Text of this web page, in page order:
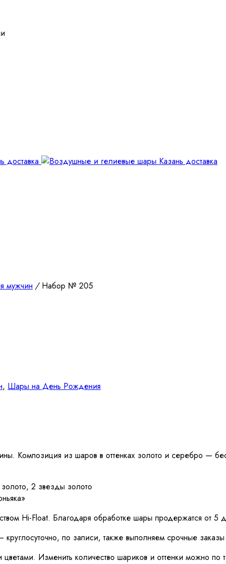
мужчин /Набор № 205
, Шары на День Рождения
Композиция из шаров в оттенках золото и серебро —
2 звезды золото
Hi-Float. Благодаря обработке шары продержатся от 5
по записи, также выполняем срочные
Изменить количество шариков и оттенки можно по